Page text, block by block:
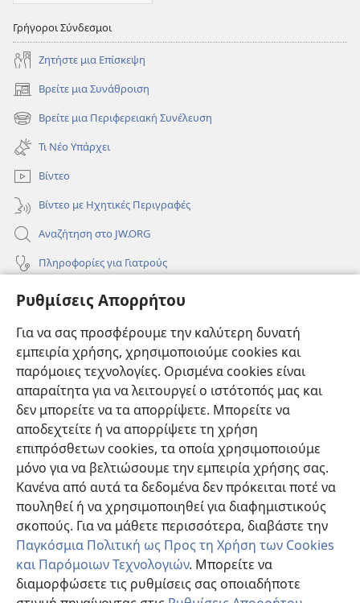
Ρυθμίσεις Απορρήτου
Για να σας προσφέρουμε την καλύτερη δυνατή
εμπειρία χρήσης, χρησιμοποιούμε cookies και
παρόμοιες τεχνολογίες. Ορισμένα cookies είναι
απαραίτητα για να λειτουργεί ο ιστότοπός μας και
δεν μπορείτε να τα απορρίψετε. Μπορείτε να
αποδεχτείτε ή να απορρίψετε τη χρήση
επιπρόσθετων cookies, τα οποία χρησιμοποιούμε
μόνο για να βελτιώσουμε την εμπειρία χρήσης σας.
Κανένα από αυτά τα δεδομένα δεν πρόκειται ποτέ να
πουληθεί ή να χρησιμοποιηθεί για διαφημιστικούς
σκοπούς. Για να μάθετε περισσότερα, διαβάστε την
Παγκόσμια Πολιτική ως Προς τη Χρήση των Cookies
και Παρόμοιων Τεχνολογιών. Μπορείτε να
διαμορφώσετε τις ρυθμίσεις σας οποιαδήποτε
Γρήγοροι Σύνδεσμοι
Ζητήστε μια Επίσκεψη
Βρείτε μια Συνάθροιση
(ανοίγει
νέο
παράθυρο)
Βρείτε μια Περιφερειακή Συνέλευση
(ανοίγει
νέο
παράθυρο)
Τι Νέο Υπάρχει
Βίντεο
Βίντεο με Ηχητικές Περιγραφές
Αναζήτηση στο JW.ORG
Πληροφορίες για Γιατρούς
Πληροφορίες για Επίσημους Φορείς και ΜΜΕ
Συνεισφορές
(ανοίγει
παράθυρο)ΔΙΑΔΙΚΤΥΑΚΗ ΒΙΒΛΙΟΘΗΚΗ της Σκοπιάς™
(ανοίγει
νέο
παράθυρο)
JW Hub
(ανοίγει
νέο
παράθυρο)JW Library®
Βιβλιοθήκη της Σκοπιάς
Copyright © 2026 Watch Tower Bible and Tract Society of Pennsylvania.